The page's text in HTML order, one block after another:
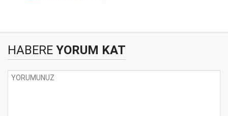
HABERE YORUM KAT